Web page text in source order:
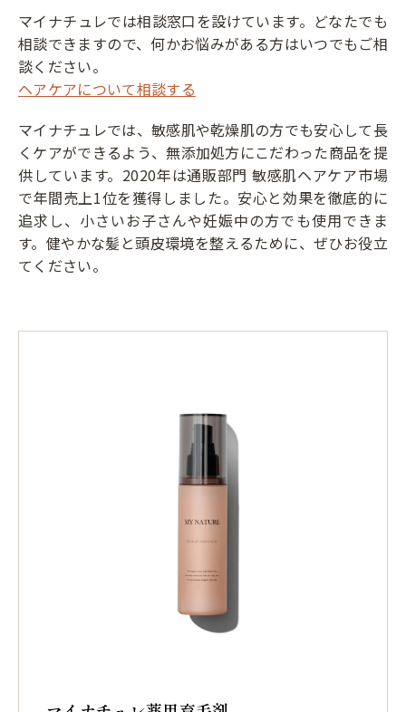
マイナチュレでは相談窓口を設けています。どなたでも
相談できますので、何かお悩みがある方はいつでもご相
談ください。
ヘアケアについて相談する
マイナチュレでは、敏感肌や乾燥肌の方でも安心して長
くケアができるよう、無添加処方にこだわった商品を提
供しています。2020年は通販部門 敏感肌ヘアケア市場
で年間売上1位を獲得しました。安心と効果を徹底的に
追求し、小さいお子さんや妊娠中の方でも使用できま
す。健やかな髪と頭皮環境を整えるために、ぜひお役立
てください。